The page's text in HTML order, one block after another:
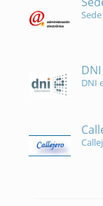
DNI